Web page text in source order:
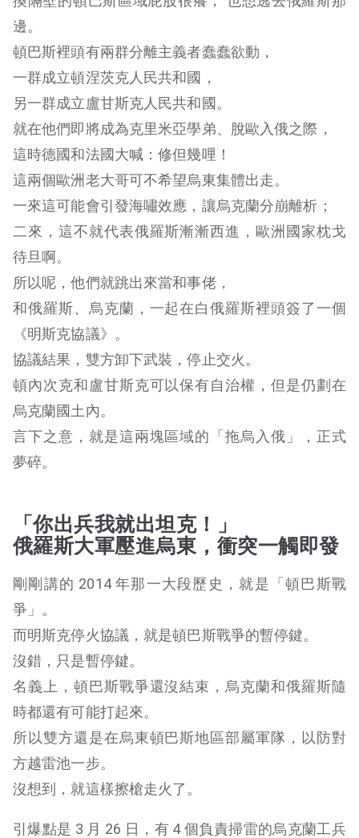
邊。
頓巴斯裡頭有兩群分離主義者蠢蠢欲動，
一群成立頓涅茨克人民共和國，
另一群成立盧甘斯克人民共和國。
就在他們即將成為克里米亞學弟、脫歐入俄之際，
這時德國和法國大喊：修但幾哩！
這兩個歐洲老大哥可不希望烏東集體出走。
一來這可能會引發海嘯效應，讓烏克蘭分崩離析；
二來，這不就代表俄羅斯漸漸西進，歐洲國家枕戈
待旦啊。
所以呢，他們就跳出來當和事佬，
和俄羅斯、烏克蘭，一起在白俄羅斯裡頭簽了一個
《明斯克協議》。
協議結果，雙方卸下武裝，停止交火。
頓內次克和盧甘斯克可以保有自治權，但是仍劃在
烏克蘭國土內。
言下之意，就是這兩塊區域的「拖烏入俄」，正式
夢碎。
「你出兵我就出坦克！」
俄羅斯大軍壓進烏東，衝突一觸即發
剛剛講的 2014 年那一大段歷史，就是「頓巴斯戰
爭」。
而明斯克停火協議，就是頓巴斯戰爭的暫停鍵。
沒錯，只是暫停鍵。
名義上，頓巴斯戰爭還沒結束，烏克蘭和俄羅斯隨
時都還有可能打起來。
所以雙方還是在烏東頓巴斯地區部屬軍隊，以防對
方越雷池一步。
沒想到，就這樣擦槍走火了。
引爆點是 3 月 26 日，有 4 個負責掃雷的烏克蘭工兵